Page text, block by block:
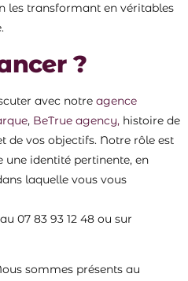
les transformant en véritables
?
avec notre agence
, BeTrue agency, histoire de
de vos objectifs. Notre rôle est
une identité pertinente, en
laquelle vous vous
07 83 93 12 48 ou sur
sommes présents au